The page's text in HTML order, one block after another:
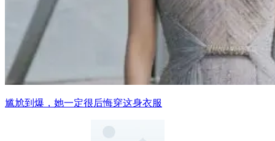
尴尬到爆，她一定很后悔穿这身衣服